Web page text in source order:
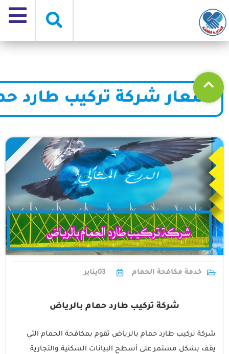
اسعار شركة تركيب طارد
خدمة مكافحة الحمام 03يناير
شركة تركيب طارد حمام بالرياض
شركة تركيب طارد حمام بالرياض تقوم بمكافحة الحمام التي
يقف بشكل مستمر على أسطح البيانات السكنية والتجارية